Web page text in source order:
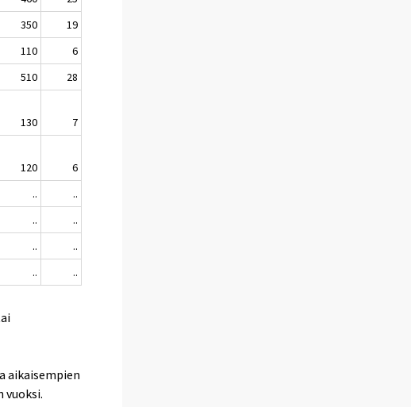
350
19
110
6
510
28
130
7
120
6
..
..
..
..
..
..
.. ..
aikaisempien
vuoksi.